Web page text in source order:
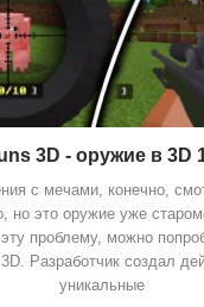
3D - оружие в 3D
с мечами, конечно,
но это оружие уже
эту проблему, можно
Разработчик создал
уникальные